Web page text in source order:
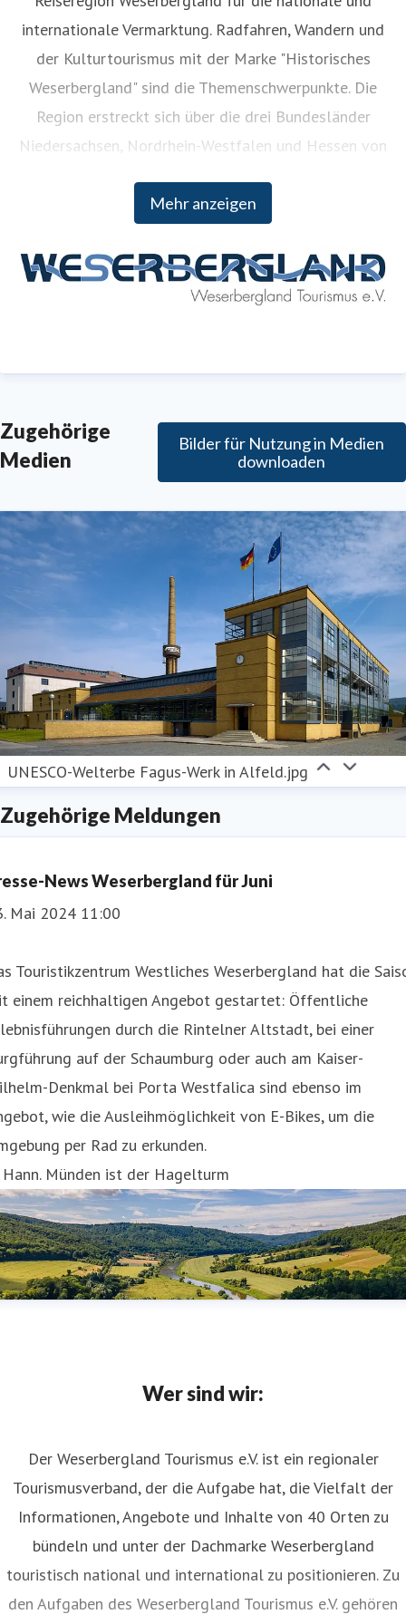
internationale Vermarktung. Radfahren, Wandern und
der Kulturtourismus mit der Marke "Historisches
Weserbergland" sind die Themenschwerpunkte. Die
Region erstreckt sich über die drei Bundesländer
Niedersachsen, Nordrhein-Westfalen und Hessen von
Norden.
Mehr anzeigen
Zugehörige
Medien
Bilder für Nutzung in Medien
downloaden
UNESCO-Welterbe Fagus-Werk in Alfeld.jpg
Zugehörige Meldungen
News Weserbergland für Juni
Mai 2024 11:00
Touristikzentrum Westliches Weserbergland hat die
einem reichhaltigen Angebot gestartet: Öffentliche
durch die Rintelner Altstadt, bei einer
auf der Schaumburg oder auch am Kaiser-
Denkmal bei Porta Westfalica sind ebenso im
wie die Ausleihmöglichkeit von E-Bikes, um die
per Rad zu erkunden.
Münden ist der Hagelturm
Wer sind wir:
Der Weserbergland Tourismus e.V. ist ein regionaler
Tourismusverband, der die Aufgabe hat, die Vielfalt der
Informationen, Angebote und Inhalte von 40 Orten zu
bündeln und unter der Dachmarke Weserbergland
touristisch national und international zu positionieren. Zu
den Aufgaben des Weserbergland Tourismus e.V. gehören